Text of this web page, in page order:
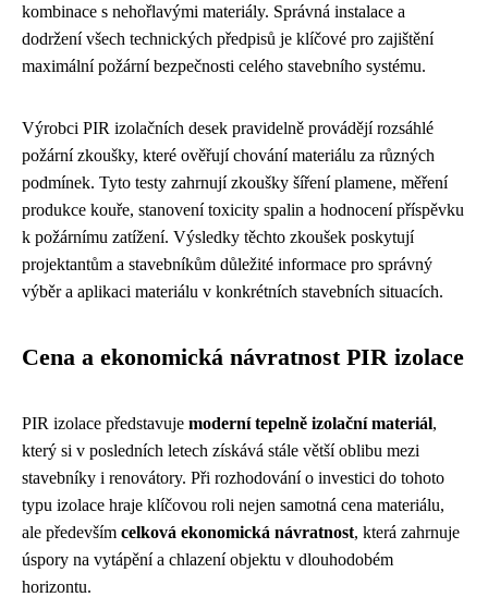
kombinace s nehořlavými materiály. Správná instalace a
dodržení všech technických předpisů je klíčové pro zajištění
maximální požární bezpečnosti celého stavebního systému.
Výrobci PIR izolačních desek pravidelně provádějí rozsáhlé
požární zkoušky, které ověřují chování materiálu za různých
podmínek. Tyto testy zahrnují zkoušky šíření plamene, měření
produkce kouře, stanovení toxicity spalin a hodnocení příspěvku
k požárnímu zatížení. Výsledky těchto zkoušek poskytují
projektantům a stavebníkům důležité informace pro správný
výběr a aplikaci materiálu v konkrétních stavebních situacích.
Cena a ekonomická návratnost PIR izolace
PIR izolace představuje moderní tepelně izolační materiál,
který si v posledních letech získává stále větší oblibu mezi
stavebníky i renovátory. Při rozhodování o investici do tohoto
typu izolace hraje klíčovou roli nejen samotná cena materiálu,
ale především celková ekonomická návratnost, která zahrnuje
úspory na vytápění a chlazení objektu v dlouhodobém
horizontu.